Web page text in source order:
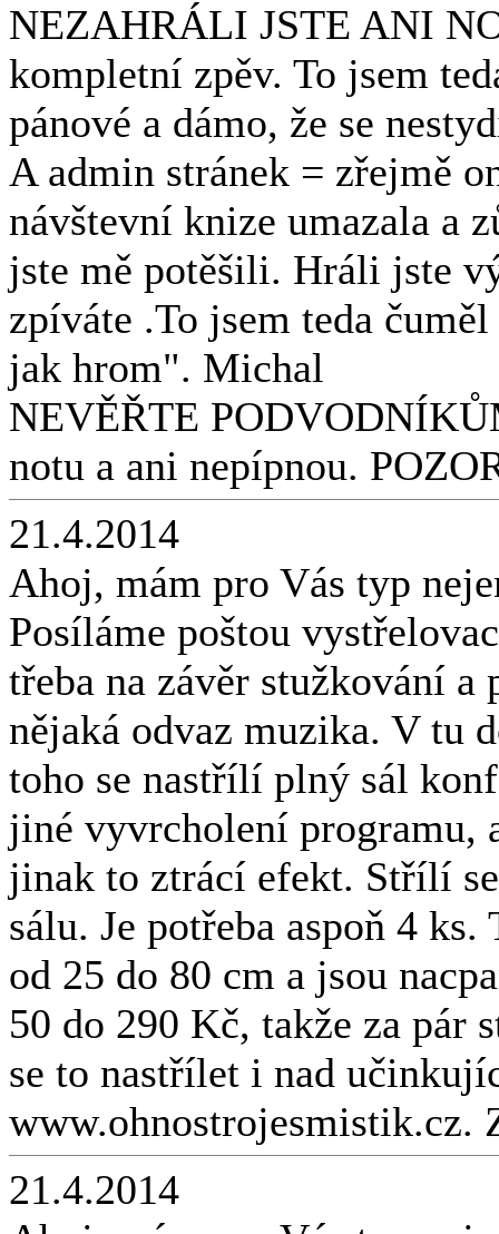
NEZAHRÁLI JSTE ANI
kompletní zpěv. To jsem
pánové a dámo, že se
A admin stránek = zřejmě
návštevní knize umazala a
jste mě potěšili. Hráli jste
zpíváte .To jsem teda
jak hrom". Michal
NEVĚŘTE
notu a ani nepípnou.
21.4.2014
Ahoj, mám pro Vás typ
Posíláme poštou
třeba na závěr stužkování
nějaká odvaz muzika. V tu
toho se nastřílí plný sál
jiné vyvrcholení
jinak to ztrácí efekt. Střílí
sálu. Je potřeba aspoň 4
od 25 do 80 cm a jsou
50 do 290 Kč, takže za pár
se to nastřílet i nad
www.ohnostrojesmistik.cz.
21.4.2014